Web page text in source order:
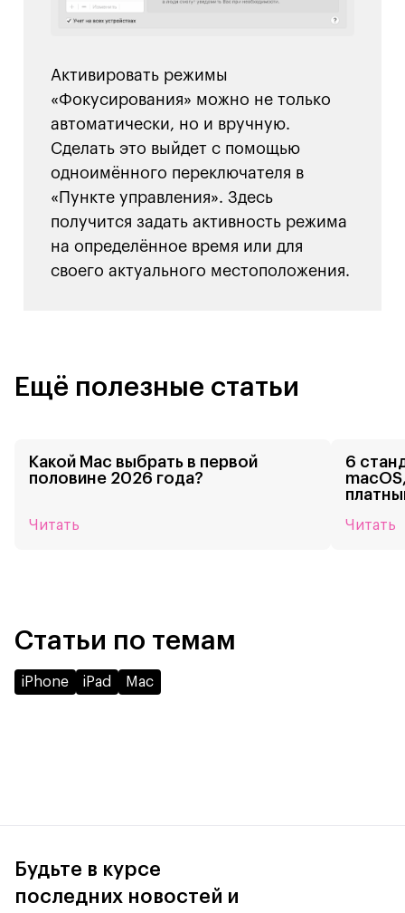
Активировать режимы
«Фокусирования» можно не только
автоматически, но и вручную.
Сделать это выйдет с помощью
одноимённого переключателя в
«Пункте управления». Здесь
получится задать активность режима
на определённое время или для
своего актуального местоположения.
Ещё полезные статьи
Какой Mac выбрать в первой
половине 2026 года?
Читать
6
Читать
Статьи по темам
iPhone iPad Mac
Будьте в курсе
последних новостей и